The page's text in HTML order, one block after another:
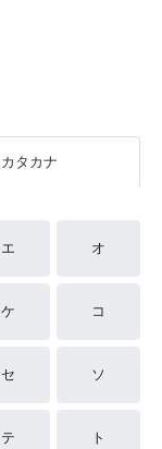
カタカナ
エ オ
ケ コ
セ ソ
テ ト